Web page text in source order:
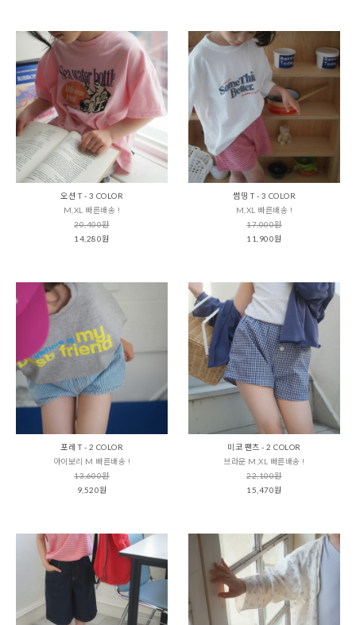
오션 T - 3 COLOR
M,XL 빠른배송 !
20,400원
14,280원
썸띵 T - 3 COLOR
M,XL 빠른배송 !
17,000원
11,900원
포레 T - 2 COLOR
아이보리 M 빠른배송 !
13,600원
9,520원
미코 팬츠 - 2 COLOR
브라운 M,XL 빠른배송 !
22,100원
15,470원